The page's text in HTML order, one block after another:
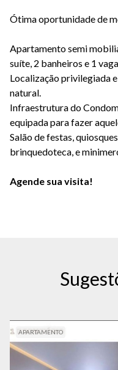
Ótima oportunidade de
Apartamento semi
suíte, 2 banheiros e 1
Localização privilegiada
natural.
Infraestrutura do
equipada para fazer
Salão de festas,
brinquedoteca, e
Agende sua visita!
APARTAMENTO